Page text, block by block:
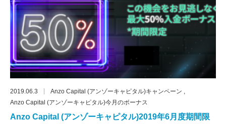
2019.06.3
Anzo Capital (アンゾーキャピタル)キャンペーン
Anzo Capital (アンゾーキャピタル)今月のボーナス
Anzo Capital (アンゾーキャピタル)2019年6月度期間限